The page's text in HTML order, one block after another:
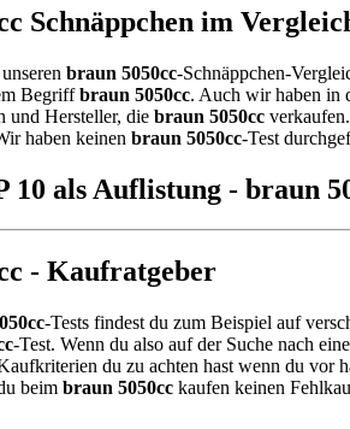
Schnäppchen im
braun 5050cc-Schnäppchen-
Begriffbraun 5050cc. Auch wir haben in
und Hersteller, die braun 5050cc
haben keinen braun 5050cc-Test
10 als Auflistung - braun
- Kaufratgeber
-Tests findest du zum Beispiel auf
-Test. Wenn du also auf der Suche nach
du zu achten hast wenn du vor
beim braun 5050cc kaufen keinen